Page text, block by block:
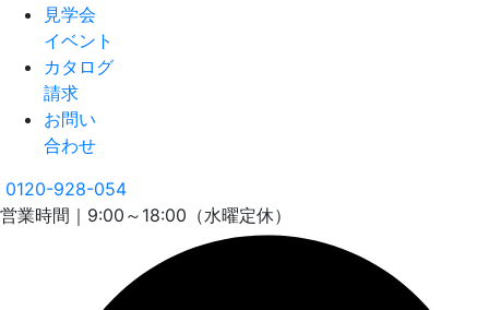
見学会
イベント
カタログ
請求
お問い
合わせ
0120-928-054
営業時間｜9:00～18:00（水曜定休）